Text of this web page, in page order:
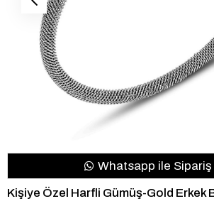
Whatsapp ile Sipariş
Kişiye Özel Harfli Gümüş-Gold Erkek